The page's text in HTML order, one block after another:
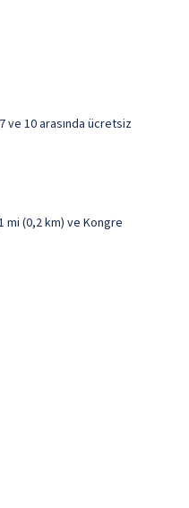
10 arasında ücretsiz
mi (0,2 km) ve Kongre